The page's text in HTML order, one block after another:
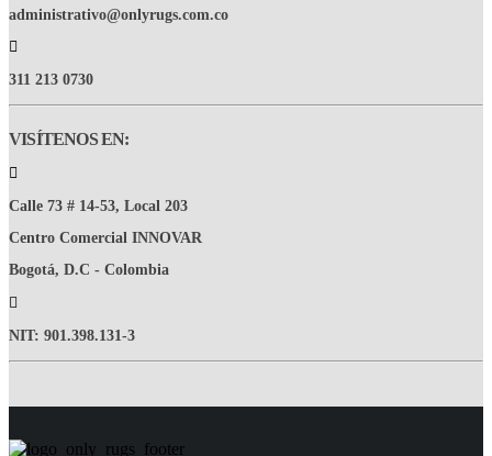
administrativo@onlyrugs.com.co
311 213 0730
VISÍTENOS EN:
Calle 73 # 14-53, Local 203
Centro Comercial INNOVAR
Bogotá, D.C - Colombia
NIT: 901.398.131-3